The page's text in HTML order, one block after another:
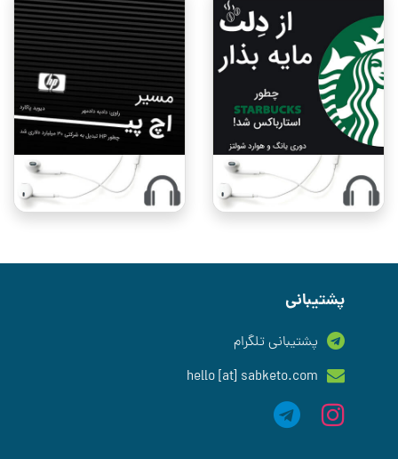
پشتیبانی
پشتیبانی تلگرام
hello [at] sabketo.com